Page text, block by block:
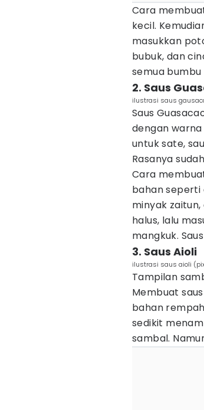
Cara
kecil.
masukkan
bubuk, dan
semua
2. Saus
ilustrasi saus
Saus
dengan
untuk sate,
Rasanya
Cara
bahan seperti
minyak
halus, lalu
mangkuk.
3. Saus Aioli
ilustrasi saus aioli
Tampilan
Membuat
bahan
sedikit
sambal.